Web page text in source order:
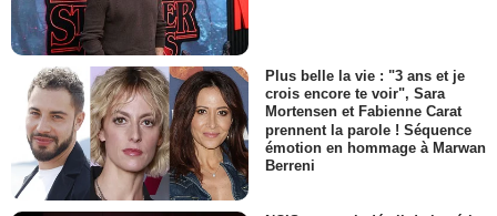
Plus belle la vie : "3 ans et je
crois encore te voir", Sara
Mortensen et Fabienne Carat
prennent la parole ! Séquence
émotion en hommage à Marwan
Berreni